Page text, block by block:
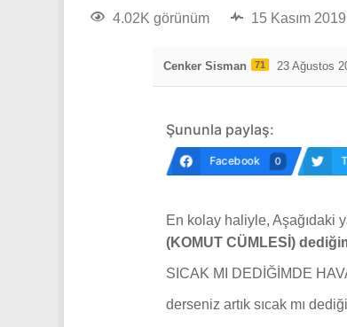
4.02K görünüm 15 Kasım 2019
Cenker Sisman 71 23 Ağustos
Şununla paylaş:
Facebook 0
En kolay haliyle, Aşağıdaki
(KOMUT CÜMLESİ)
SICAK MI DEDİĞİMDE
derseniz artık sıcak mı